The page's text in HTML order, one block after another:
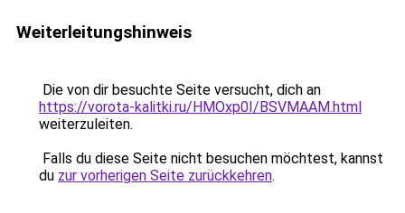
Weiterleitungshinweis
Die von dir besuchte Seite versucht, dich an
https://vorota-kalitki.ru/HMOxp0I/BSVMAAM.html
weiterzuleiten.
Falls du diese Seite nicht besuchen möchtest, kannst
du zur vorherigen Seite zurückkehren.